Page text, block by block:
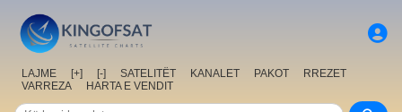
LAJME [+] [-] SATELITËT KANALET PAKOT
RREZET
VARREZA
HARTA E VENDIT